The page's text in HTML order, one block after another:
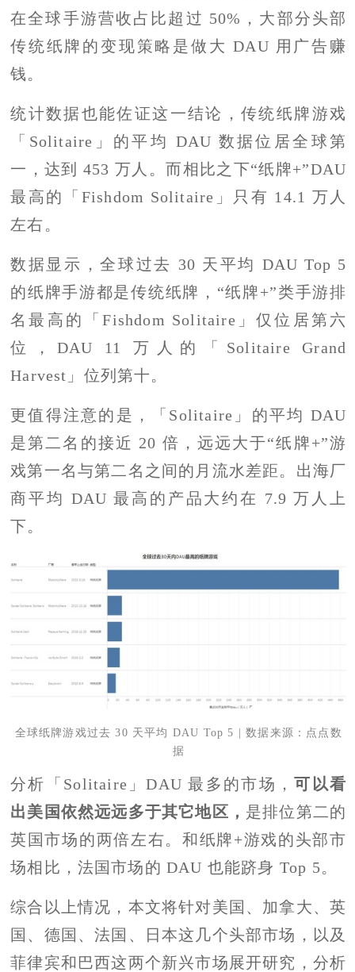
在全球手游营收占比超过 50%，大部分头部
传统纸牌的变现策略是做大 DAU 用广告赚
钱。
统计数据也能佐证这一结论，传统纸牌游戏
「Solitaire」的平均 DAU 数据位居全球第
一，达到 453 万人。而相比之下“纸牌+”DAU
最高的「Fishdom Solitaire」只有 14.1 万人
左右。
数据显示，全球过去 30 天平均 DAU Top 5
的纸牌手游都是传统纸牌，“纸牌+”类手游排
名最高的「Fishdom Solitaire」仅位居第六
位，DAU 11 万人的「Solitaire Grand
Harvest」位列第十。
更值得注意的是，「Solitaire」的平均 DAU
是第二名的接近 20 倍，远远大于“纸牌+”游
戏第一名与第二名之间的月流水差距。出海厂
商平均 DAU 最高的产品大约在 7.9 万人上
下。
全球纸牌游戏过去 30 天平均 DAU Top 5 | 数据来源：点点数
据
分析「Solitaire」DAU 最多的市场，可以看
出美国依然远远多于其它地区， 是排位第二的
英国市场的两倍左右。和纸牌+游戏的头部市
场相比，法国市场的 DAU 也能跻身 Top 5。
综合以上情况，本文将针对美国、加拿大、英
国、德国、法国、日本这几个头部市场，以及
菲律宾和巴西这两个新兴市场展开研究，分析